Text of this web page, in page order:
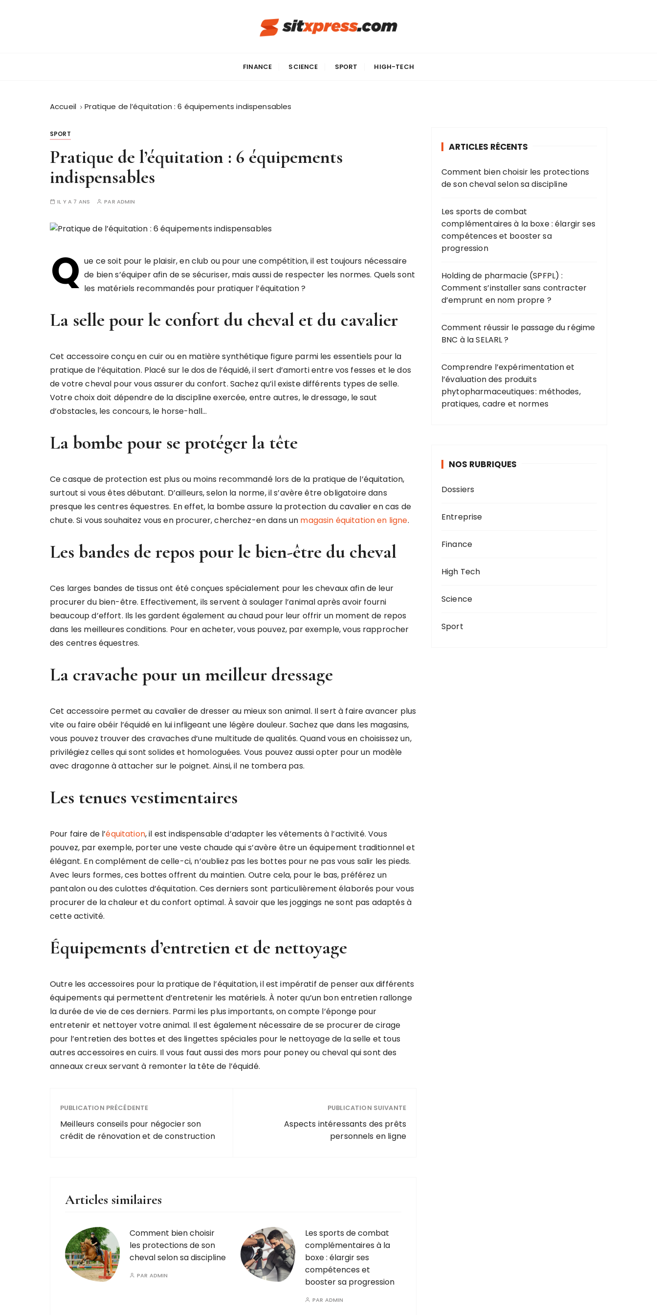
FINANCE SCIENCE SPORT HIGH-TECH
Accueil Pratique de l’équitation : 6 équipements indispensables
SPORT
Pratique de l’équitation : 6 équipements
indispensables
IL Y A 7 ANS PAR ADMIN
Q ue ce soit pour le plaisir, en club ou pour une compétition, il est toujours nécessaire
de bien s’équiper afin de se sécuriser, mais aussi de respecter les normes. Quels sont
les matériels recommandés pour pratiquer l’équitation ?
La selle pour le confort du cheval et du cavalier
Cet accessoire conçu en cuir ou en matière synthétique figure parmi les essentiels pour la
pratique de l’équitation. Placé sur le dos de l’équidé, il sert d’amorti entre vos fesses et le dos
de votre cheval pour vous assurer du confort. Sachez qu’il existe différents types de selle.
Votre choix doit dépendre de la discipline exercée, entre autres, le dressage, le saut
d’obstacles, les concours, le horse-hall…
La bombe pour se protéger la tête
Ce casque de protection est plus ou moins recommandé lors de la pratique de l’équitation,
surtout si vous êtes débutant. D’ailleurs, selon la norme, il s’avère être obligatoire dans
presque les centres équestres. En effet, la bombe assure la protection du cavalier en cas de
chute. Si vous souhaitez vous en procurer, cherchez-en dans un magasin équitation en ligne.
Les bandes de repos pour le bien-être du cheval
Ces larges bandes de tissus ont été conçues spécialement pour les chevaux afin de leur
procurer du bien-être. Effectivement, ils servent à soulager l’animal après avoir fourni
beaucoup d’effort. Ils les gardent également au chaud pour leur offrir un moment de repos
dans les meilleures conditions. Pour en acheter, vous pouvez, par exemple, vous rapprocher
des centres équestres.
La cravache pour un meilleur dressage
Cet accessoire permet au cavalier de dresser au mieux son animal. Il sert à faire avancer plus
vite ou faire obéir l’équidé en lui infligeant une légère douleur. Sachez que dans les magasins,
vous pouvez trouver des cravaches d’une multitude de qualités. Quand vous en choisissez un,
privilégiez celles qui sont solides et homologuées. Vous pouvez aussi opter pour un modèle
avec dragonne à attacher sur le poignet. Ainsi, il ne tombera pas.
Les tenues vestimentaires
Pour faire de l’équitation, il est indispensable d’adapter les vêtements à l’activité. Vous
pouvez, par exemple, porter une veste chaude qui s’avère être un équipement traditionnel et
élégant. En complément de celle-ci, n’oubliez pas les bottes pour ne pas vous salir les pieds.
Avec leurs formes, ces bottes offrent du maintien. Outre cela, pour le bas, préférez un
pantalon ou des culottes d’équitation. Ces derniers sont particulièrement élaborés pour vous
procurer de la chaleur et du confort optimal. À savoir que les joggings ne sont pas adaptés à
cette activité.
Équipements d’entretien et de nettoyage
Outre les accessoires pour la pratique de l’équitation, il est impératif de penser aux différents
équipements qui permettent d’entretenir les matériels. À noter qu’un bon entretien rallonge
la durée de vie de ces derniers. Parmi les plus importants, on compte l’éponge pour
entretenir et nettoyer votre animal. Il est également nécessaire de se procurer de cirage
pour l’entretien des bottes et des lingettes spéciales pour le nettoyage de la selle et tous
autres accessoires en cuirs. Il vous faut aussi des mors pour poney ou cheval qui sont des
anneaux creux servant à remonter la tête de l’équidé.
PUBLICATION PRÉCÉDENTE
Meilleurs conseils pour négocier son
crédit de rénovation et de construction
PUBLICATION SUIVANTE
Aspects intéressants des prêts
personnels en ligne
Articles similaires
Comment bien choisir
les protections de son
cheval selon sa discipline
PAR ADMIN
Les sports de combat
complémentaires à la
boxe : élargir ses
compétences et
booster sa progression
PAR ADMIN
ARTICLES RÉCENTS
Comment bien choisir les protections
de son cheval selon sa discipline
Les sports de combat
complémentaires à la boxe : élargir ses
compétences et booster sa
progression
Holding de pharmacie (SPFPL) :
Comment s’installer sans contracter
d’emprunt en nom propre ?
Comment réussir le passage du régime
BNC à la SELARL ?
Comprendre l’expérimentation et
l’évaluation des produits
phytopharmaceutiques : méthodes,
pratiques, cadre et normes
NOS RUBRIQUES
Dossiers
Entreprise
Finance
High Tech
Science
Sport